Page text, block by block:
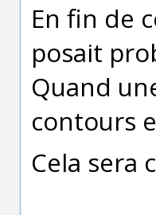
En fin de
posait
Quand
contours
Cela sera